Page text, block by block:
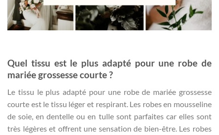
Quel tissu est le plus adapté pour une robe de
mariée grossesse courte ?
Le tissu le plus adapté pour une robe de mariée grossesse
courte est le tissu léger et respirant. Les robes en mousseline
de soie, en dentelle ou en tulle sont parfaites car elles sont
très légères et offrent une sensation de bien-être. Les robes